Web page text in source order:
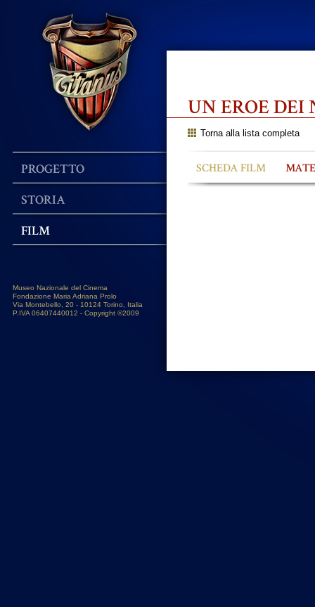
PROGETTO
STORIA
FILM
Museo Nazionale del Cinema
Fondazione Maria Adriana Prolo
Via Montebello, 20 - 10124 Torino, Italia
P.IVA 06407440012 - Copyright ©2009
UN EROE DEI
Torna alla lista completa
SCHEDA FILM